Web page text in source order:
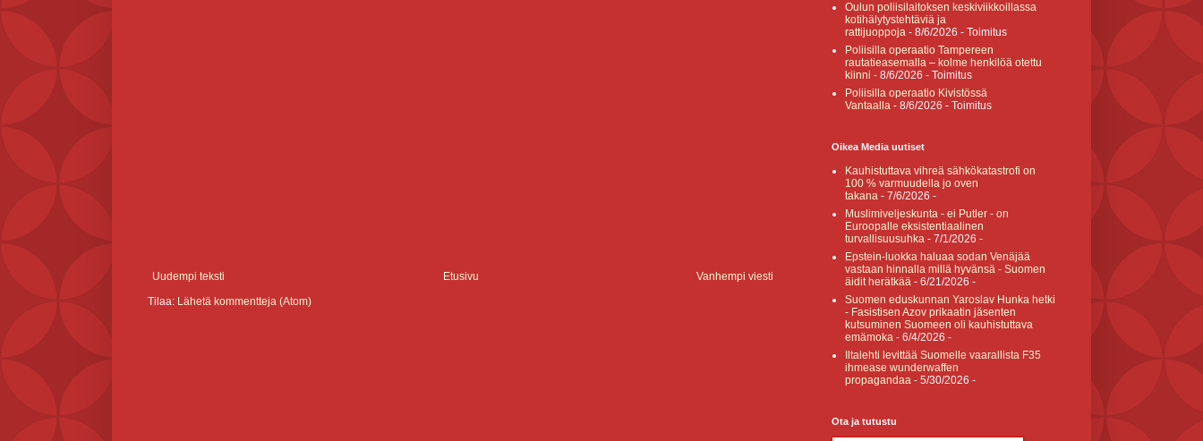
Uudempi teksti Vanhempi viesti
Etusivu
Tilaa: Lähetä kommentteja (Atom)
Oulun poliisilaitoksen keskiviikkoillassa
kotihälytystehtäviä ja
rattijuoppoja - 8/6/2026 - Toimitus
Poliisilla operaatio Tampereen
rautatieasemalla – kolme henkilöä otettu
kiinni - 8/6/2026 - Toimitus
Poliisilla operaatio Kivistössä
Vantaalla - 8/6/2026 - Toimitus
Oikea Media uutiset
Kauhistuttava vihreä sähkökatastrofi on
100 % varmuudella jo oven
takana - 7/6/2026 -
Muslimiveljeskunta - ei Putler - on
Euroopalle eksistentiaalinen
turvallisuusuhka - 7/1/2026 -
Epstein-luokka haluaa sodan Venäjää
vastaan hinnalla millä hyvänsä - Suomen
äidit herätkää - 6/21/2026 -
Suomen eduskunnan Yaroslav Hunka hetki
- Fasistisen Azov prikaatin jäsenten
kutsuminen Suomeen oli kauhistuttava
emämoka - 6/4/2026 -
Iltalehti levittää Suomelle vaarallista F35
ihmease wunderwaffen
propagandaa - 5/30/2026 -
Ota ja tutustu